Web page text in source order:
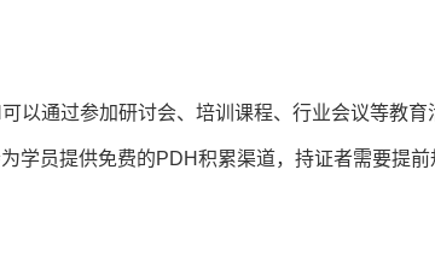
以通过参加研讨会、培训课程、行业会议等教育
学员提供免费的PDH积累渠道，持证者需要提